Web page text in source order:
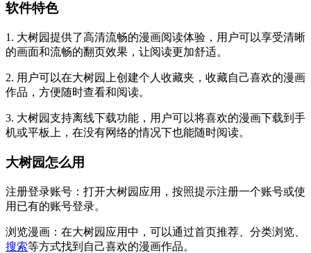
软件特色
1. 大树园提供了高清流畅的漫画阅读体验，用户可以享受清晰
的画面和流畅的翻页效果，让阅读更加舒适。
2. 用户可以在大树园上创建个人收藏夹，收藏自己喜欢的漫画
作品，方便随时查看和阅读。
3. 大树园支持离线下载功能，用户可以将喜欢的漫画下载到手
机或平板上，在没有网络的情况下也能随时阅读。
大树园怎么用
注册登录账号：打开大树园应用，按照提示注册一个账号或使
用已有的账号登录。
浏览漫画：在大树园应用中，可以通过首页推荐、分类浏览、
搜索等方式找到自己喜欢的漫画作品。